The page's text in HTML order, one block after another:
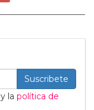
Suscribete
y la política de